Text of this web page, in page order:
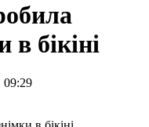
бікіні
09:29